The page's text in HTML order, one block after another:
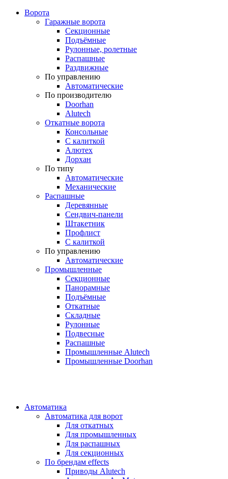
Ворота
Гаражные ворота
Секционные
Подъёмные
Рулонные, ролетные
Распашные
Раздвижные
По управлению
Автоматические
По производителю
Doorhan
Alutech
Откатные ворота
Консольные
С калиткой
Алютех
Дорхан
По типу
Автоматические
Механические
Распашные
Деревянные
Сендвич-панели
Штакетник
Профлист
С калиткой
По управлению
Автоматические
Промышленные
Секционные
Панорамные
Подъёмные
Откатные
Складные
Рулонные
Подвесные
Распашные
Промышленные Alutech
Промышленные Doorhan
Автоматика
Автоматика для ворот
Для откатных
Для промышленных
Для распашных
Для секционных
По брендам effects
Приводы Alutech